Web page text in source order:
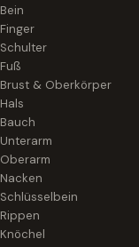
Bein
Finger
Schulter
Fuß
Brust & Oberkörper
Hals
Bauch
Unterarm
Oberarm
Nacken
Schlüsselbein
Rippen
Knöchel